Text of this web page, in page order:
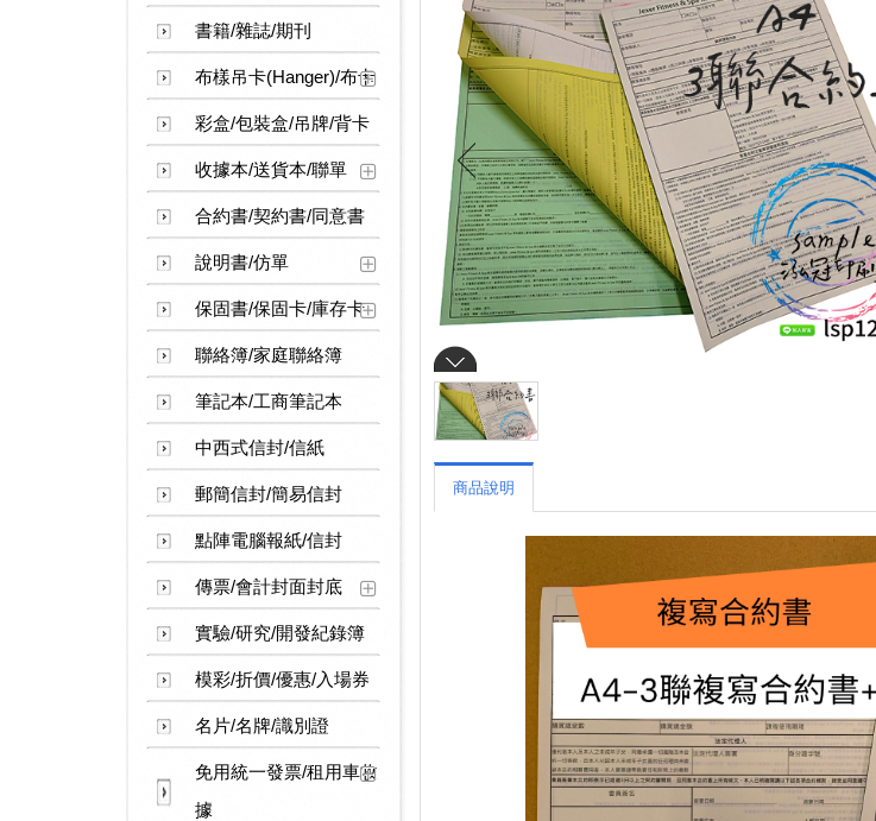
書籍/雜誌/期刊
布樣吊卡(Hanger)/布卡
彩盒/包裝盒/吊牌/背卡
收據本/送貨本/聯單
合約書/契約書/同意書
說明書/仿單
保固書/保固卡/庫存卡
聯絡簿/家庭聯絡簿
筆記本/工商筆記本
中西式信封/信紙
郵簡信封/簡易信封
點陣電腦報紙/信封
傳票/會計封面封底
實驗/研究/開發紀錄簿
模彩/折價/優惠/入場券
名片/名牌/識別證
免用統一發票/租用車收
據
商品說明